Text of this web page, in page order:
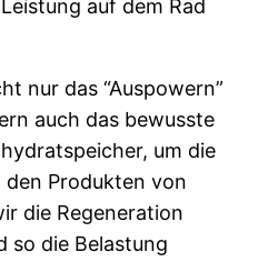
auf dem Rad
nur das “Auspowern”
auch das bewusste
um die
Produkten von
die Regeneration
so die Belastung